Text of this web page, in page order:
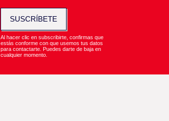
SUSCRÍBETE
Al hacer clic en subscribirte, confirmas que
estás conforme con que usemos tus datos
para contactarte. Puedes darte de baja en
cualquier momento.